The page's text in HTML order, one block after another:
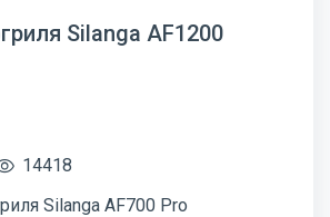
Silanga AF1200
14418